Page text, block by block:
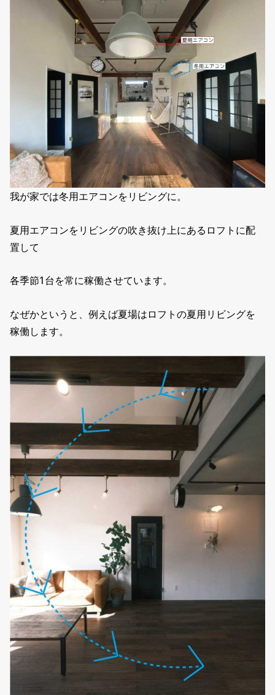
我が家では冬用エアコンをリビングに。
夏用エアコンをリビングの吹き抜け上にあるロフトに配
置して
各季節1台を常に稼働させています。
なぜかというと、例えば夏場はロフトの夏用リビングを
稼働します。